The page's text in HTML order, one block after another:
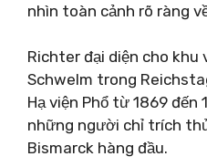
nhìn toàn cảnh rõ ràng
Richter đại diện cho khu
Schwelm trong
Hạ viện Phổ từ 1869
những người chỉ trích
Bismarck hàng đầu.